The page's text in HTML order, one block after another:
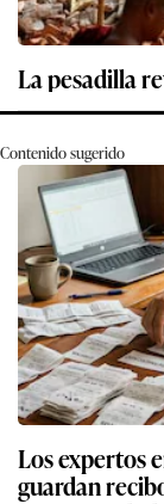
La pesadilla
Contenido sugerido
Los expertos
guardan